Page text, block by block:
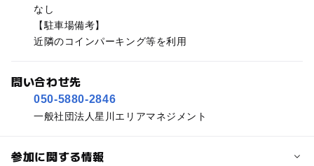
なし
【駐車場備考】
近隣のコインパーキング等を利用
問い合わせ先
050-5880-2846
一般社団法人星川エリアマネジメント
参加に関する情報